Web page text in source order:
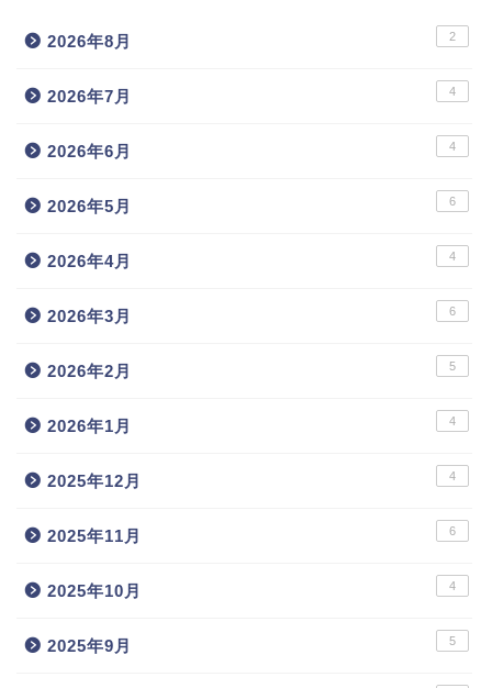
2026年8月 2
2026年7月 4
2026年6月 4
2026年5月 6
2026年4月 4
2026年3月 6
2026年2月 5
2026年1月 4
2025年12月 4
2025年11月 6
2025年10月 4
2025年9月 5